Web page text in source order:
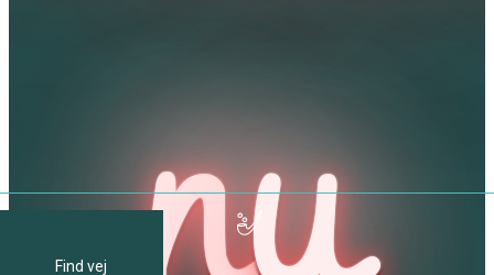
Find vej